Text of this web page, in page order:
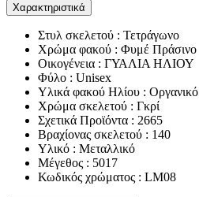
Χαρακτηριστικά
Στυλ σκελετού : Τετράγωνο
Χρώμα φακού : Φυμέ Πράσινο
Οικογένεια : ΓΥΑΛΙΑ ΗΛΙΟΥ
Φύλο : Unisex
Υλικά φακού Ηλίου : Οργανικό
Χρώμα σκελετού : Γκρί
Σχετικά Προϊόντα : 2665
Βραχίονας σκελετού : 140
Υλικό : Μεταλλικό
Μέγεθος : 5017
Κωδικός χρώματος : LM08